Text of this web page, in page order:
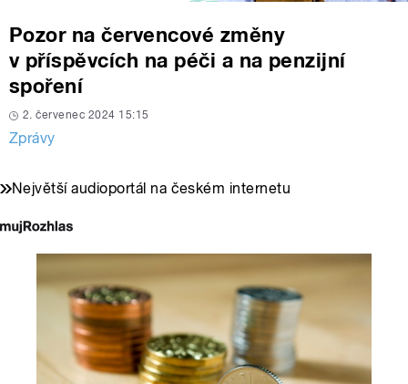
Pozor na červencové změny
v příspěvcích na péči a na penzijní
spoření
2. červenec 2024 15:15
Zprávy
Největší audioportál na českém internetu